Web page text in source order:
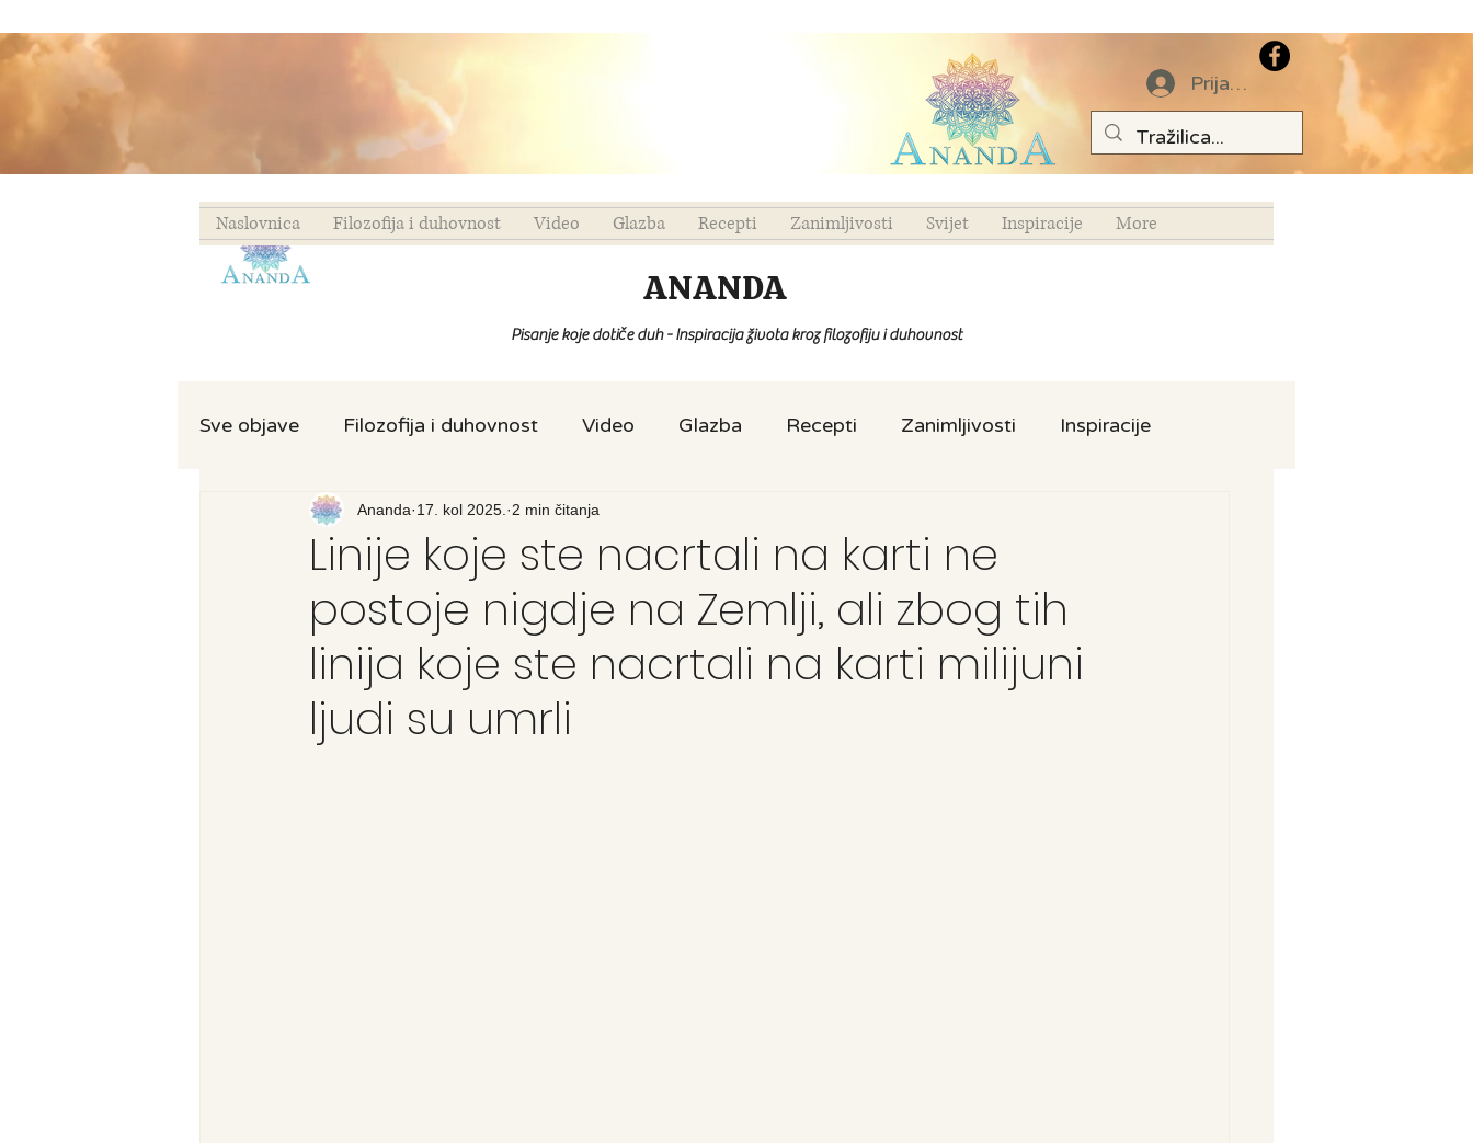
Prijava
Naslovnica Filozofija i duhovnost Video Glazba Recepti Zanimljivosti Svijet Inspiracije More
ANANDA
Pisanje koje dotiče duh - Inspiracija života kroz filozofiju i duhovnost
Sve objave Filozofija i duhovnost Video Glazba Recepti Zanimljivosti Inspiracije
Recenzija knjige Svijet
Linije koje ste nacrtali na karti ne
postoje nigdje na Zemlji, ali zbog tih
linija koje ste nacrtali na karti milijuni
ljudi su umrli
Ananda 17. kol 2025. 2 min čitanja